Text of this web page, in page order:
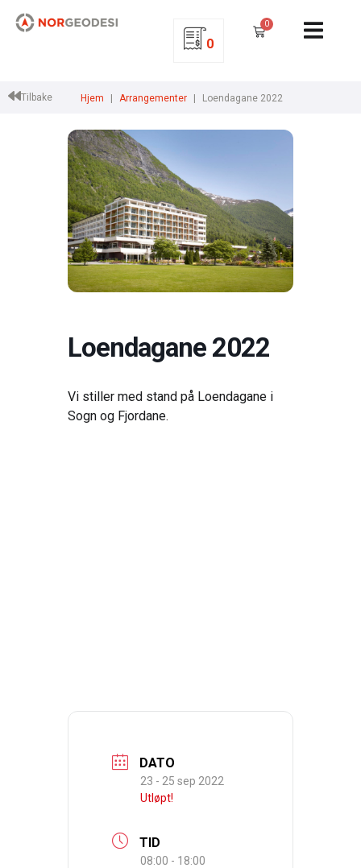
0
0
Tilbake Hjem Arrangementer Loendagane 2022
Loendagane 2022
Vi stiller med stand på Loendagane i
Sogn og Fjordane.
DATO
23 - 25 sep 2022
Utløpt!
TID
08:00 - 18:00